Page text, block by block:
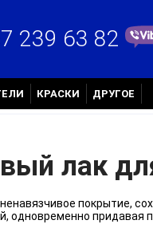
239 63 82
КРАСКИ ДРУГОЕ
лак
покрытие,
придавая